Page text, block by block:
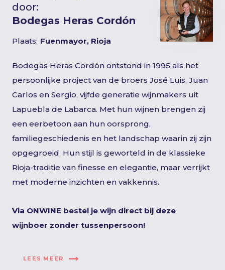
door:
Bodegas Heras Cordón
Plaats: Fuenmayor, Rioja
Bodegas Heras Cordón ontstond in 1995 als het
persoonlijke project van de broers José Luis, Juan
Carlos en Sergio, vijfde generatie wijnmakers uit
Lapuebla de Labarca. Met hun wijnen brengen zij
een eerbetoon aan hun oorsprong,
familiegeschiedenis en het landschap waarin zij zijn
opgegroeid. Hun stijl is geworteld in de klassieke
Rioja-traditie van finesse en elegantie, maar verrijkt
met moderne inzichten en vakkennis.
Via ONWINE bestel je wijn direct bij deze
wijnboer zonder tussenpersoon!
LEES MEER